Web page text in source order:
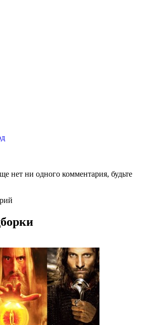
нет ни одного комментария, будьте